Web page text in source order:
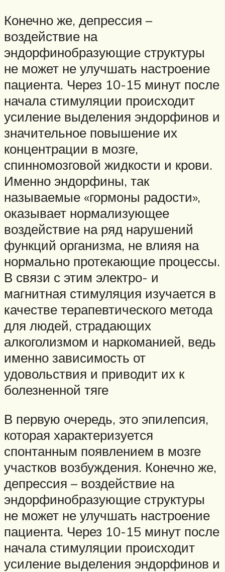
Конечно же, депрессия –
воздействие на
эндорфинобразующие структуры
не может не улучшать настроение
пациента. Через 10-15 минут после
начала стимуляции происходит
усиление выделения эндорфинов и
значительное повышение их
концентрации в мозге,
спинномозговой жидкости и крови.
Именно эндорфины, так
называемые «гормоны радости»,
оказывает нормализующее
воздействие на ряд нарушений
функций организма, не влияя на
нормально протекающие процессы.
В связи с этим электро- и
магнитная стимуляция изучается в
качестве терапевтического метода
для людей, страдающих
алкоголизмом и наркоманией, ведь
именно зависимость от
удовольствия и приводит их к
болезненной тяге
В первую очередь, это эпилепсия,
которая характеризуется
спонтанным появлением в мозге
участков возбуждения. Конечно же,
депрессия – воздействие на
эндорфинобразующие структуры
не может не улучшать настроение
пациента. Через 10-15 минут после
начала стимуляции происходит
усиление выделения эндорфинов и